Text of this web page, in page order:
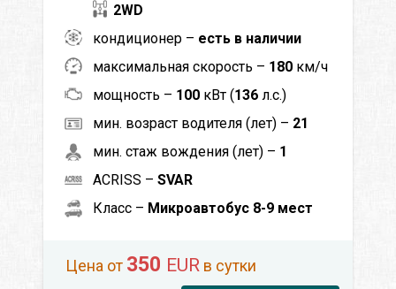
2WD
кондиционер – есть в наличии
максимальная скорость – 180 км/ч
мощность – 100 кВт (136 л.с.)
мин. возраст водителя (лет) – 21
мин. стаж вождения (лет) – 1
ACRISS – SVAR
Класс – Микроавтобус 8-9 мест
Цена от 350 EUR в сутки